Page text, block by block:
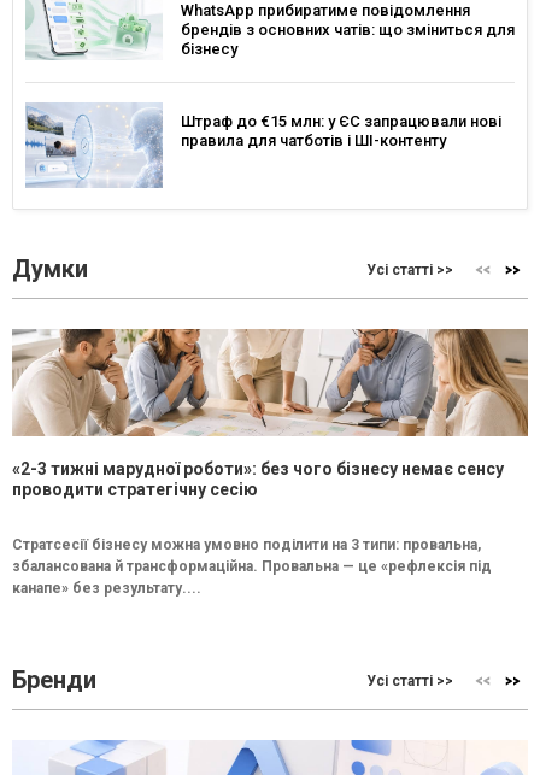
WhatsApp прибиратиме повідомлення
брендів з основних чатів: що зміниться для
бізнесу
Штраф до €15 млн: у ЄС запрацювали нові
правила для чатботів і ШІ-контенту
Думки Усі статті >>
«2-3 тижні марудної роботи»: без чого бізнесу немає сенсу
проводити стратегічну сесію
Стратсесії бізнесу можна умовно поділити на 3 типи: провальна,
збалансована й трансформаційна. Провальна — це «рефлексія під
канапе» без результату....
Бренди Усі статті >>